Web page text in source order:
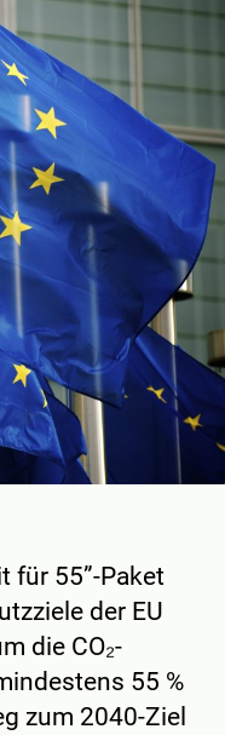
für 55”-Paket
der EU
die CO₂-
55 %
zum 2040-Ziel